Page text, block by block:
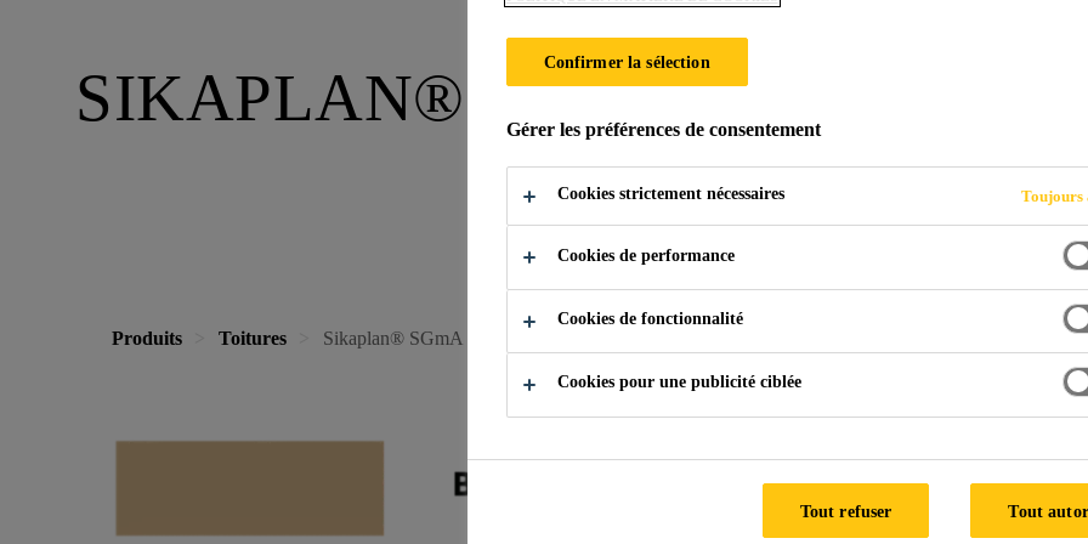
SIKAPLAN® SGMA
Produits Toitures Sikaplan® SGmA
Mise en oeuvre/
En pose libre pour les
de gravier. La membrane
Confirmer la sélection
Gérer les préférences de consentement
Cookies strictement nécessaires Toujours
Cookies de performance
Cookies de fonctionnalité
Cookies pour une publicité ciblée
Tout refuser Tout